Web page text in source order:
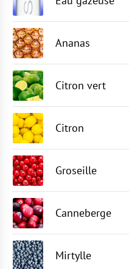
Ananas
Citron vert
Citron
Groseille
Canneberge
Mirtylle